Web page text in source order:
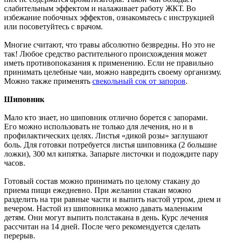
слабительным эффектом и налаживает работу ЖКТ. Во
избежание побочных эффектов, ознакомьтесь с инструкцией
или посоветуйтесь с врачом.
Многие считают, что травы абсолютно безвредны. Но это не
так! Любое средство растительного происхождения может
иметь противопоказания к применению. Если не правильно
принимать целебные чаи, можно навредить своему организму.
Можно также применять свекольный сок от запоров.
Шиповник
Мало кто знает, но шиповник отлично борется с запорами.
Его можно использовать не только для лечения, но и в
профилактических целях. Листья «дикой розы» заглушают
боль. Для готовки потребуется листья шиповника (2 большие
ложки), 300 мл кипятка. Запарьте листочки и подождите пару
часов.
Готовый состав можно принимать по целому стакану до
приема пищи ежедневно. При желании стакан можно
разделить на три равные части и выпить настой утром, днем и
вечером. Настой из шиповника можно давать маленьким
детям. Они могут выпить полстакана в день. Курс лечения
рассчитан на 14 дней. После чего рекомендуется сделать
перерыв.